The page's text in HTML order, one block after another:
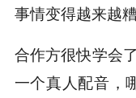
事情变得越来越糟
合作方很快学会
一个真人配音，